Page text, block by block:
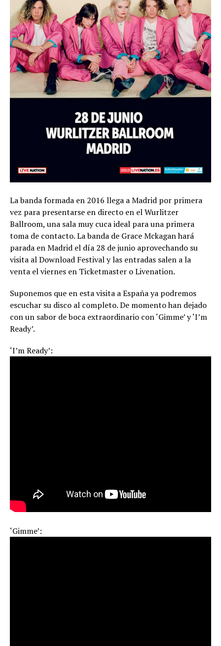
La banda formada en 2016 llega a Madrid por primera
vez para presentarse en directo en el Wurlitzer
Ballroom, una sala muy cuca ideal para una primera
toma de contacto. La banda de Grace Mckagan hará
parada en Madrid el día 28 de junio aprovechando su
visita al Download Festival y las entradas salen a la
venta el viernes en Ticketmaster o Livenation.
Suponemos que en esta visita a España ya podremos
escuchar su disco al completo. De momento han dejado
con un sabor de boca extraordinario con ‘Gimme’ y ‘I’m
Ready’.
‘I’m Ready’:
‘Gimme’: